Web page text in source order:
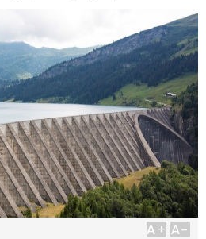
A+ A-